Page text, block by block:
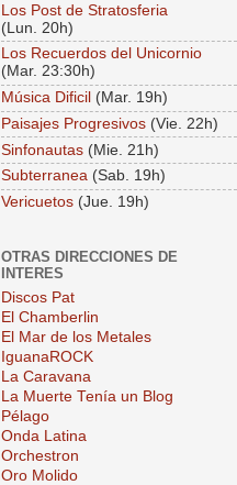
Los Post de Stratosferia
(Lun. 20h)
Los Recuerdos del Unicornio
(Mar. 23:30h)
Música Dificil (Mar. 19h)
Paisajes Progresivos (Vie. 22h)
Sinfonautas (Mie. 21h)
Subterranea (Sab. 19h)
Vericuetos (Jue. 19h)
OTRAS DIRECCIONES DE
INTERES
Discos Pat
El Chamberlin
El Mar de los Metales
IguanaROCK
La Caravana
La Muerte Tenía un Blog
Pélago
Onda Latina
Orchestron
Oro Molido